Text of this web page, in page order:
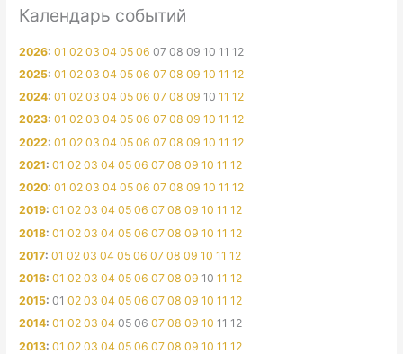
Календарь событий
2026:01 02 03 04 05 06 07 08 09 10 11 12
2025:01 02 03 04 05 06 07 08 09 10 11 12
2024:01 02 03 04 05 06 07 08 09 10 11 12
2023:01 02 03 04 05 06 07 08 09 10 11 12
2022:01 02 03 04 05 06 07 08 09 10 11 12
2021:01 02 03 04 05 06 07 08 09 10 11 12
2020:01 02 03 04 05 06 07 08 09 10 11 12
2019:01 02 03 04 05 06 07 08 09 10 11 12
2018:01 02 03 04 05 06 07 08 09 10 11 12
2017:01 02 03 04 05 06 07 08 09 10 11 12
2016:01 02 03 04 05 06 07 08 09 10 11 12
2015:01 02 03 04 05 06 07 08 09 10 11 12
2014:01 02 03 04 05 06 07 08 09 10 11 12
2013:01 02 03 04 05 06 07 08 09 10 11 12